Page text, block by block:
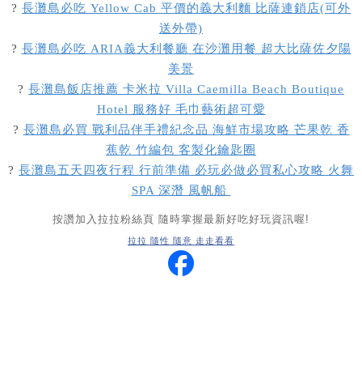
? 長灘島必吃 Yellow Cab 平價的義大利麵 比薩連鎖店(可外
送外帶)
? 長灘島必吃 ARIA義大利餐廳 在沙灘用餐 超大比薩佐夕陽
美景
? 長灘島飯店推薦 卡米拉 Villa Caemilla Beach Boutique
Hotel 服務好 毛巾藝術超可愛
? 長灘島必買 戰利品伴手禮紀念品 海鮮市場攻略 芒果乾 香
蕉乾 竹編包 客製化鑰匙圈
? 長灘島五天四夜行程 行前準備 必玩必做必買私心攻略 火舞
SPA 深潛 風帆船
按讚加入拉拉粉絲頁 隨時掌握最新好吃好玩資訊喔!
拉拉 隨性 隨意 走走看看